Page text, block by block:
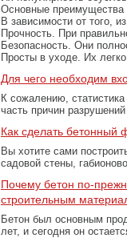
Основные преимущества
В зависимости от того,
Прочность. При
Безопасность. Они
Просты в уходе. Их
Для чего необходим
К сожалению,
часть причин
Как сделать бетонный
Вы хотите сами
садовой стены,
Почему бетон по-
строительным
Бетон был основным
лет, и сегодня он